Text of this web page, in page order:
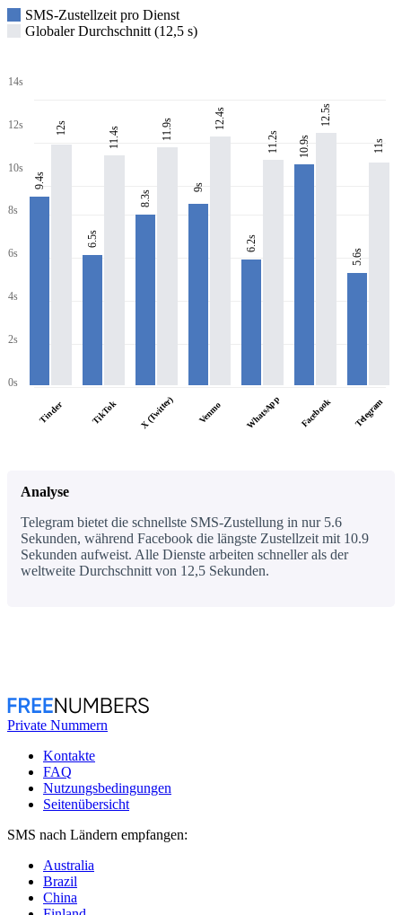
SMS-Zustellzeit pro Dienst
Globaler Durchschnitt (12,5 s)
14s
12s
10s
8s
6s
4s
2s
0s
9.4s
12s
Tinder
6.5s
11.4s
TikTok
8.3s
11.9s
X (Twitter)
9s
12.4s
Venmo
6.2s
11.2s
WhatsApp
10.9s
12.5s
Facebook
5.6s
11s
Telegram
Analyse
Telegram bietet die schnellste SMS-Zustellung in nur 5.6
Sekunden, während Facebook die längste Zustellzeit mit 10.9
Sekunden aufweist. Alle Dienste arbeiten schneller als der
weltweite Durchschnitt von 12,5 Sekunden.
Private Nummern
Kontakte
FAQ
Nutzungsbedingungen
Seitenübersicht
SMS nach Ländern empfangen:
Australia
Brazil
China